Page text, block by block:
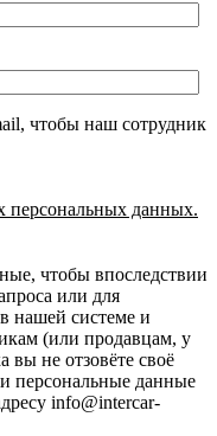
чтобы наш сотрудник
персональных данных.
чтобы впоследствии
или для
нашей системе и
(или продавцам, у
вы не отзовёте своё
персональные данные
info@intercar-